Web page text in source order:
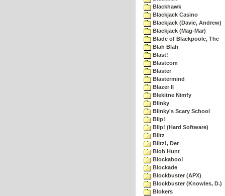
Blackhawk
Blackjack Casino
Blackjack (Davie, Andrew)
Blackjack (Mag-Mar)
Blade of Blackpoole, The
Blah Blah
Blast!
Blastcom
Blaster
Blastermind
Blazer II
Blekitne Nimfy
Blinky
Blinky's Scary School
Blip!
Blip! (Hard Software)
Blitz
Blitz!, Der
Blob Hunt
Blockaboo!
Blockade
Blockbuster (APX)
Blockbuster (Knowles, D.)
Blokers